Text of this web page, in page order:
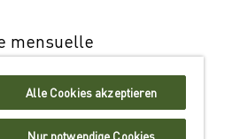
mensuelle
Alle Cookies akzeptieren